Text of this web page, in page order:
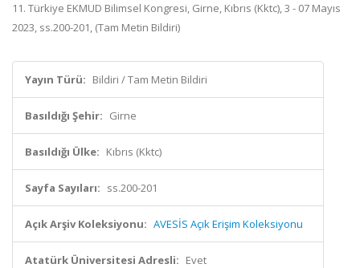
11. Türkiye EKMUD Bilimsel Kongresi, Girne, Kıbrıs (Kktc), 3 - 07 Mayıs
2023, ss.200-201, (Tam Metin Bildiri)
Yayın Türü: Bildiri / Tam Metin Bildiri
Basıldığı Şehir: Girne
Basıldığı Ülke: Kıbrıs (Kktc)
Sayfa Sayıları: ss.200-201
Açık Arşiv Koleksiyonu: AVESİS Açık Erişim Koleksiyonu
Atatürk Üniversitesi Adresli: Evet